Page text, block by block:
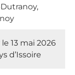
13 mai 2026
d’Issoire